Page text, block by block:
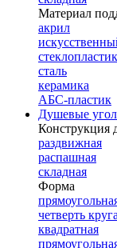
Материал
акрил
стеклопластик
сталь
керамика
АБС-пластик
Душевые
Конструкция
раздвижная
распашная
складная
Форма
четверть круга
квадратная